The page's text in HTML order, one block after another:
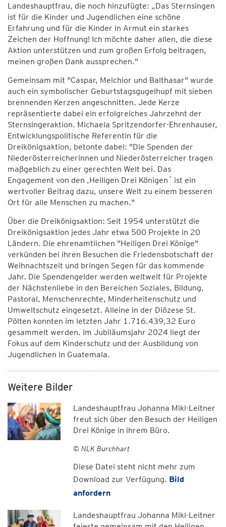
Landeshauptfrau, die noch hinzufügte: „Das Sternsingen
ist für die Kinder und Jugendlichen eine schöne
Erfahrung und für die Kinder in Armut ein starkes
Zeichen der Hoffnung! Ich möchte daher allen, die diese
Aktion unterstützen und zum großen Erfolg beitragen,
meinen großen Dank aussprechen."
Gemeinsam mit "Caspar, Melchior und Balthasar" wurde
auch ein symbolischer Geburtstagsgugelhupf mit sieben
brennenden Kerzen angeschnitten. Jede Kerze
repräsentierte dabei ein erfolgreiches Jahrzehnt der
Sternsingeraktion. Michaela Spritzendorfer-Ehrenhauser,
Entwicklungspolitische Referentin für die
Dreikönigsaktion, betonte dabei: "Die Spenden der
Niederösterreicherinnen und Niederösterreicher tragen
maßgeblich zu einer gerechten Welt bei. Das
Engagement von den ,Heiligen Drei Königen´ ist ein
wertvoller Beitrag dazu, unsere Welt zu einem besseren
Ort für alle Menschen zu machen."
Über die Dreikönigsaktion: Seit 1954 unterstützt die
Dreikönigsaktion jedes Jahr etwa 500 Projekte in 20
Ländern. Die ehrenamtlichen "Heiligen Drei Könige"
verkünden bei ihren Besuchen die Friedensbotschaft der
Weihnachtszeit und bringen Segen für das kommende
Jahr. Die Spendengelder werden weltweit für Projekte
der Nächstenliebe in den Bereichen Soziales, Bildung,
Pastoral, Menschenrechte, Minderheitenschutz und
Umweltschutz eingesetzt. Alleine in der Diözese St.
Pölten konnten im letzten Jahr 1.716.439,32 Euro
gesammelt werden. Im Jubiläumsjahr 2024 liegt der
Fokus auf dem Kinderschutz und der Ausbildung von
Jugendlichen in Guatemala.
Weitere Bilder
Landeshauptfrau Johanna Mikl-Leitner
freut sich über den Besuch der Heiligen
Drei Könige in ihrem Büro.
© NLK Burchhart
Diese Datei steht nicht mehr zum
Download zur Verfügung. Bild
anfordern
Landeshauptfrau Johanna Mikl-Leitner